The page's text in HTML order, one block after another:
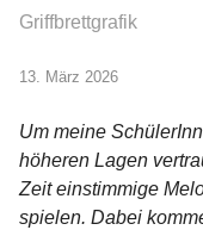
Griffbrettgrafik
13. März 2026
Um meine
höheren Lagen
Zeit einstimmige
spielen. Dabei